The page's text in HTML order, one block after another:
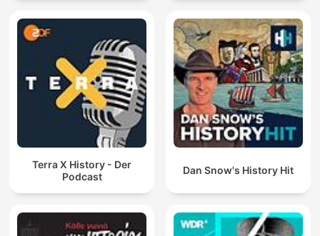
Terra X History - Der
Podcast
Dan Snow's History Hit